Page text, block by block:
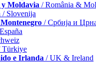
Moldavia / România &
/ Slovenija
/ Србија и
Türkiye
e Irlanda / UK & Ireland